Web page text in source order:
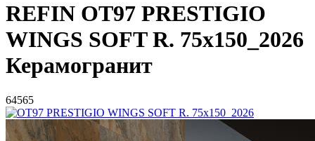
REFIN OT97 PRESTIGIO
WINGS SOFT R. 75x150_2026
Керамогранит
64565